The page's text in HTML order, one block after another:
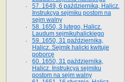
57. 1649, 6 października, Halicz.
Instrukcya sejmiku postom na
sejm walny
58. 1650, 3 lutego, Halicz.
Laudum sejmikuhalickiego
59. 1650, 31 października,
Halicz. Sejmik halicki kwituje
poborcę
60. 1650, 31 października,
Halicz. Instrukcya sejmiku
postom na sejm walny